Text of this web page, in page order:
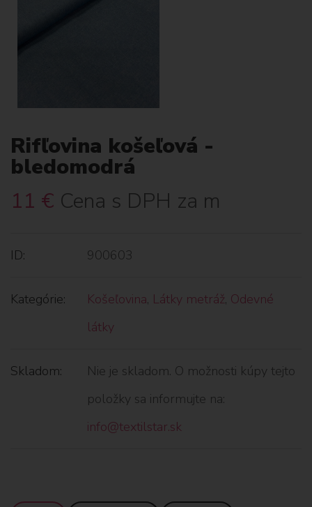
Rifľovina košeľová -
bledomodrá
11 € Cena s DPH za m
ID: 900603
Kategórie: Košeľovina, Látky metráž, Odevné
látky
Skladom:
Nie je skladom. O možnosti kúpy tejto
položky sa informujte na:
info@textilstar.sk